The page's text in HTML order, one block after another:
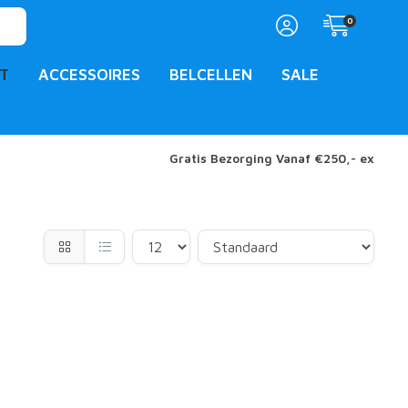
0
ACCESSOIRES BELCELLEN SALE
Gratis Bezorging Vanaf €250,- ex